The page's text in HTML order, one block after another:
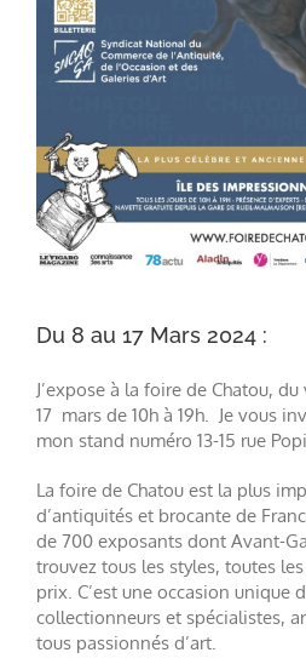
J’expose à la foire de Chatou,
17 mars de 10h à 19h. Je vous
La foire de Chatou est la plus
d’antiquités et brocante de
de 700 exposants dont Avant-
trouvez tous les styles, toutes les
prix. C’est une occasion unique
collectionneurs et spécialistes,